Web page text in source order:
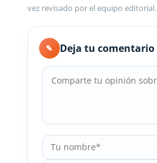
vez revisado por el equipo editorial.
✎ Deja tu comentario